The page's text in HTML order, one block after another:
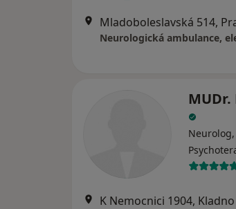
Mladoboleslavská 514,
Neurolog,
K Nemocnici 1904, Kladno